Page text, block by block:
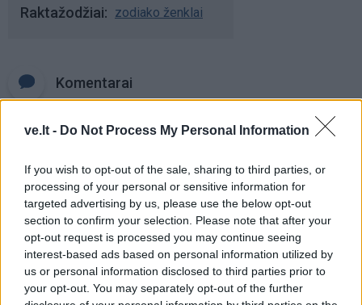
ve.lt - Do Not Process My Personal Information
If you wish to opt-out of the sale, sharing to third parties, or
processing of your personal or sensitive information for
targeted advertising by us, please use the below opt-out
section to confirm your selection. Please note that after your
opt-out request is processed you may continue seeing
interest-based ads based on personal information utilized by
us or personal information disclosed to third parties prior to
your opt-out. You may separately opt-out of the further
Raktažodžiai zodiako ženklai
Komentarai
Jūsų vardas
Komentaras